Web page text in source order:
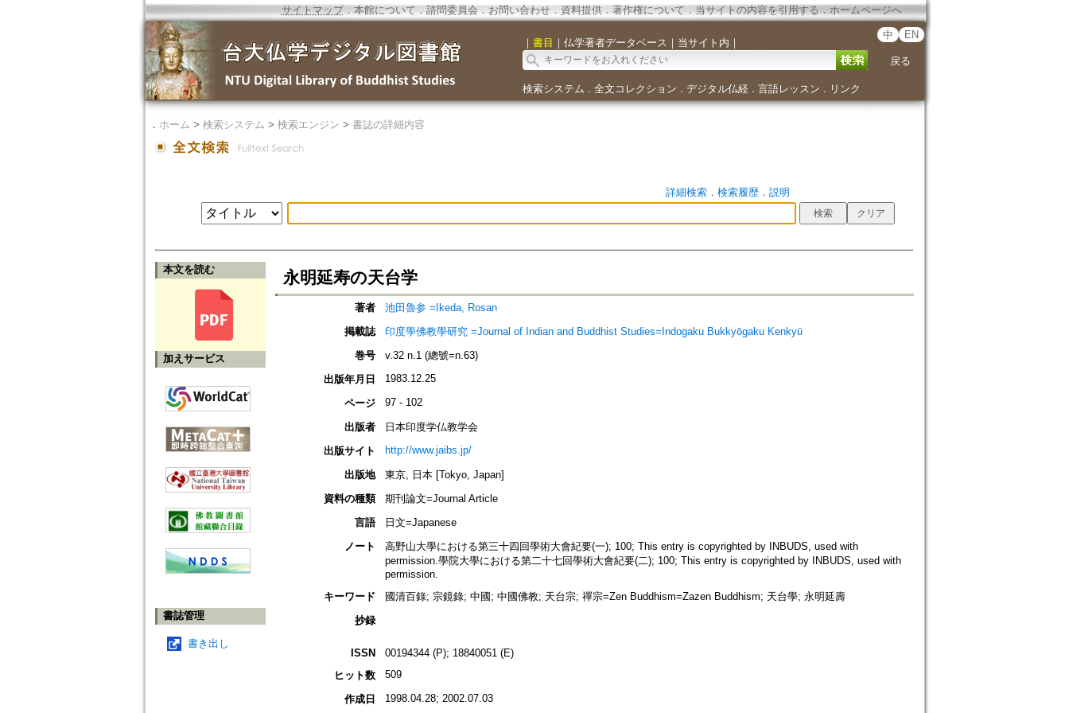
サイトマップ．本館について ． 諮問委員会． お問い合わせ． 資料提供． 著作権について．当サイトの内容を引用する ． ホームページへ
｜ 書目 ｜ 仏学著者データベース ｜ 当サイト内 ｜
中 EN
戻る
検索システム ． 全文コレクション ． デジタル仏経． 言語レッスン ． リンク
． ホーム > 検索システム > 検索エンジン > 書誌の詳細内容
詳細検索． 検索履歴． 説明
本文を読む
加えサービス
書誌管理
書き出し
永明延寿の天台学
著者
池田魯参 =Ikeda, Rosan
掲載誌
印度學佛教學研究 =Journal of Indian and Buddhist Studies=Indogaku Bukkyōgaku Kenkyū
巻号
v.32 n.1 (總號=n.63)
出版年月日
1983.12.25
ページ 97 - 102
出版者
日本印度学仏教学会
出版サイト
http://www.jaibs.jp/
出版地
東京, 日本 [Tokyo, Japan]
資料の種類
期刊論文=Journal Article
言語
日文=Japanese
ノート
高野山大學における第三十四回學術大會紀要(一); 100; This entry is copyrighted by INBUDS, used with
permission.學院大學における第二十七回學術大會紀要(二); 100; This entry is copyrighted by INBUDS, used with
permission.
キーワード
國清百錄; 宗鏡錄; 中國; 中國佛教; 天台宗; 禪宗=Zen Buddhism=Zazen Buddhism; 天台學; 永明延壽
抄録
ISSN
00194344 (P); 18840051 (E)
ヒット数
509
作成日 1998.04.28; 2002.07.03